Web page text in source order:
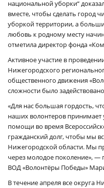
национальной уборки“
вместе, чтобы сделать город
уборкой территории, а
любовь к родному месту
отметила директор фонда
Активное участие в
Нижегородского
общественного движения
сложности было
«Для нас большая гордость,
наших волонтеров принимает
помощи во время
гражданский долг, чтобы мы
Нижегородской области. Мы
через молодое поколение», —
ВОД «Волонтёры Победы»
В течение апреля все округа